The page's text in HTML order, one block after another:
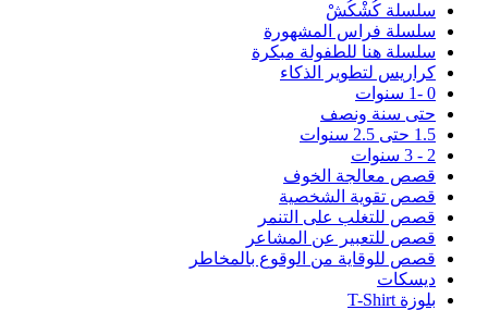
سلسلة كُشْكُشْ
سلسلة فراس المشهورة
سلسلة هنا للطفولة مبكرة
كراريس لتطوير الذكاء
0 -1 سنوات
حتى سنة ونصف
1.5 حتى 2.5 سنوات
2 - 3 سنوات
قصص معالجة الخوف
قصص تقوية الشخصية
قصص للتغلب على التنمر
قصص للتعبير عن المشاعر
قصص للوقاية من الوقوع بالمخاطر
ديسكات
بلوزة T-Shirt